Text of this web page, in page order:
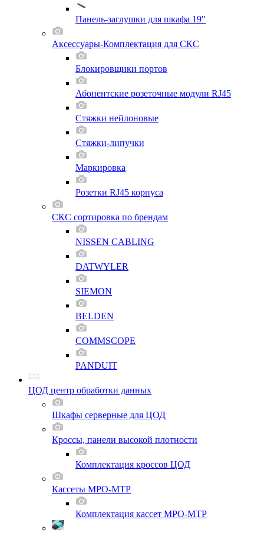
Панель-заглушки для шкафа 19"
Аксессуары-Комплектация для СКС
Блокировщики портов
Абонентские розеточные модули RJ45
Стяжки нейлоновые
Стяжки-липучки
Маркировка
Розетки RJ45 корпуса
СКС сортировка по брендам
NISSEN CABLING
DATWYLER
SIEMON
BELDEN
COMMSCOPE
PANDUIT
ЦОД центр обработки данных
Шкафы серверные для ЦОД
Кроссы, панели высокой плотности
Комплектация кроссов ЦОД
Кассеты MPO-MTP
Комплектация кассет MPO-MTP